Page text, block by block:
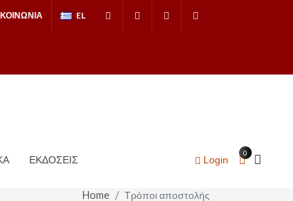
EL FacebookInstagram+30.2310.275349
Login
0
ΕΚΔΟΣΕΙΣ
Home Τρόποι αποστολής